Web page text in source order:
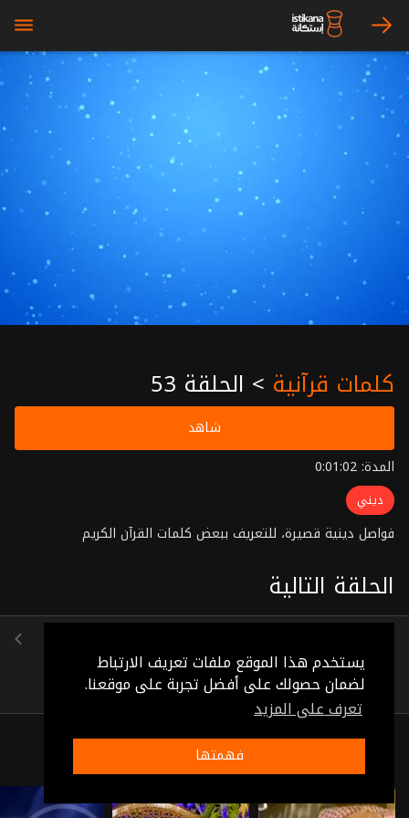
يستخدم هذا الموقع ملفات تعريف الارتباط
لضمان حصولك على أفضل تجربة على موقعنا.
تعرف على المزيد
فهمتها
arrow_right
bars
كلمات قرآنية > الحلقة 53
شاهد
المدة: 0:01:02
ديني
فواصل دينية قصيرة، للتعريف ببعض كلمات القرآن الكريم
الحلقة التالية
(0:00:48)